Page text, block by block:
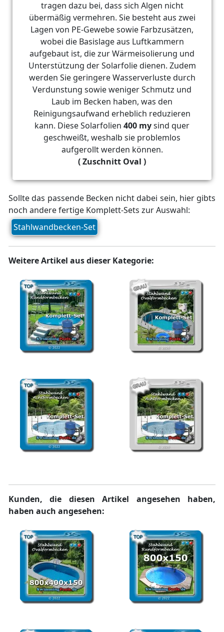
tragen dazu bei, dass sich Algen nicht
übermäßig vermehren. Sie besteht aus zwei
Lagen von PE-Gewebe sowie Farbzusätzen,
wobei die Basislage aus Luftkammern
aufgebaut ist, die zur Wärmeisolierung und
Unterstützung der Solarfolie dienen. Zudem
werden Sie geringere Wasserverluste durch
Verdunstung sowie weniger Schmutz und
Laub im Becken haben, was den
Reinigungsaufwand erheblich reduzieren
kann. Diese Solarfolien 400 mysind quer
geschweißt, weshalb sie problemlos
aufgerollt werden können.
( Zuschnitt Oval )
Sollte das passende Becken nicht dabei sein, hier gibts
noch andere fertige Komplett-Sets zur Auswahl:
Stahlwandbecken-Set
Weitere Artikel aus dieser Kategorie:
Kunden, die diesen Artikel angesehen haben,
haben auch angesehen: